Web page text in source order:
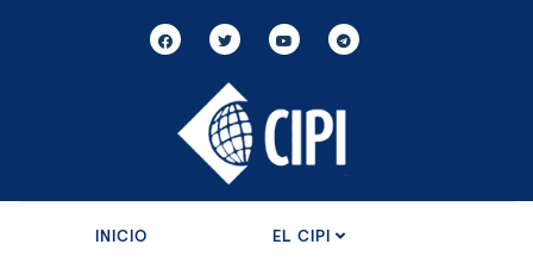
INICIO EL CIPI